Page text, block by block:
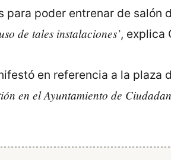
poder entrenar de salón
de tales instalaciones’, explica
en referencia a la plaza
en el Ayuntamiento de